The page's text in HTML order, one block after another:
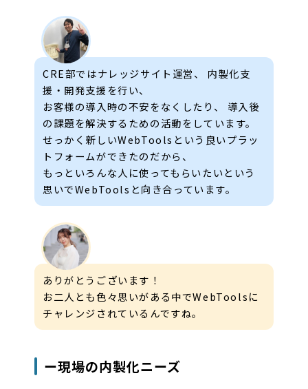
CRE部ではナレッジサイト運営、 内製化支
援・開発支援を行い、
お客様の導入時の不安をなくしたり、 導入後
の課題を解決するための活動をしています。
せっかく新しいWebToolsという良いプラッ
トフォームができたのだから、
もっといろんな人に使ってもらいたいという
思いでWebToolsと向き合っています。
ありがとうございます！
お二人とも色々思いがある中でWebToolsに
チャレンジされているんですね。
ー現場の内製化ニーズ